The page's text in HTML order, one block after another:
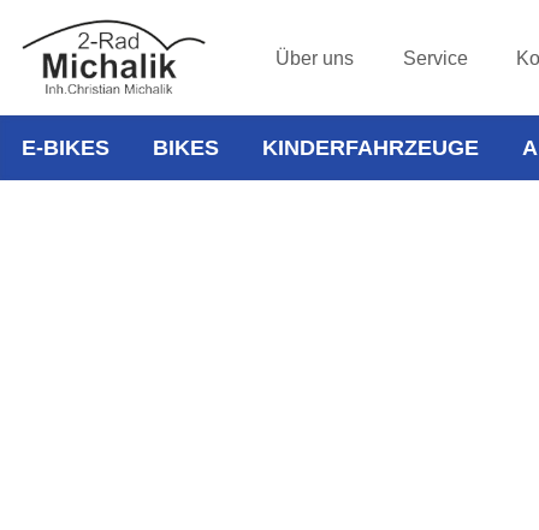
Über uns Service
E-BIKES BIKES KINDERFAHRZEUGE